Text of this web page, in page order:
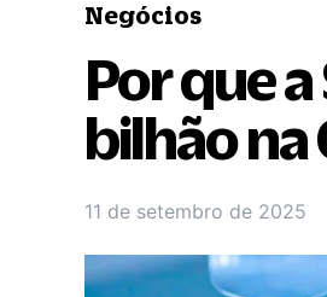
Negócios
Por que
bilhão na
11 de setembro de 2025